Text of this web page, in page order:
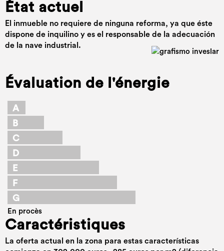
État actuel
El inmueble no requiere de ninguna reforma, ya que éste
dispone de inquilino y es el responsable de la adecuación
de la nave industrial.
Évaluation de l'énergie
A
B
C
D
E
F
G
En procès
Caractéristiques
La oferta actual en la zona para estas características